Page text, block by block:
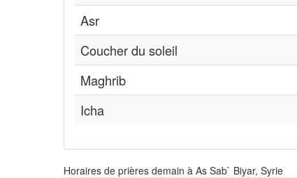
Asr
Coucher du soleil
Maghrib
Icha
Horaires de prières demain à As Sab` Biyar, Syrie